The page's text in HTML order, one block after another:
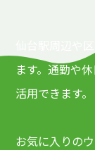
仙台駅周辺や
ます。通勤や
活用できます。
お気に入りの